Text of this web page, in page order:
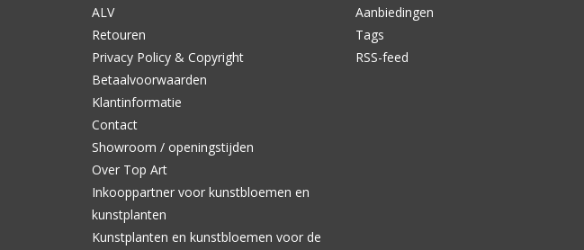
ALV
Retouren
Privacy Policy & Copyright
Betaalvoorwaarden
Klantinformatie
Contact
Showroom / openingstijden
Over Top Art
Inkooppartner voor kunstbloemen en
kunstplanten
Kunstplanten en kunstbloemen voor de
Aanbiedingen
Tags
RSS-feed